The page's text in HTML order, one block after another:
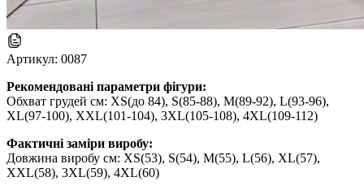
Артикул: 0087
Рекомендовані параметри фігури:
Обхват грудей см: XS(до 84), S(85-88), M(89-92), L(93-96),
XL(97-100), XXL(101-104), 3XL(105-108), 4XL(109-112)
Фактичні заміри виробу:
Довжина виробу см: XS(53), S(54), M(55), L(56), XL(57),
XXL(58), 3XL(59), 4XL(60)